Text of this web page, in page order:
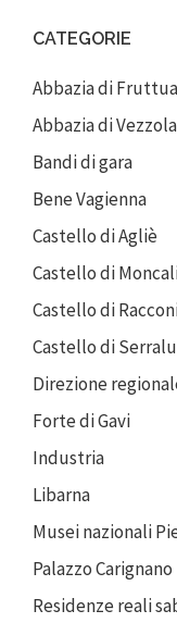
CATEGORIE
Abbazia di
Abbazia di
Bandi di gara
Bene Vagienna
Castello di Agliè
Castello di
Castello di
Castello di
Direzione
Forte di Gavi
Industria
Libarna
Musei nazionali
Palazzo Carignano
Residenze reali